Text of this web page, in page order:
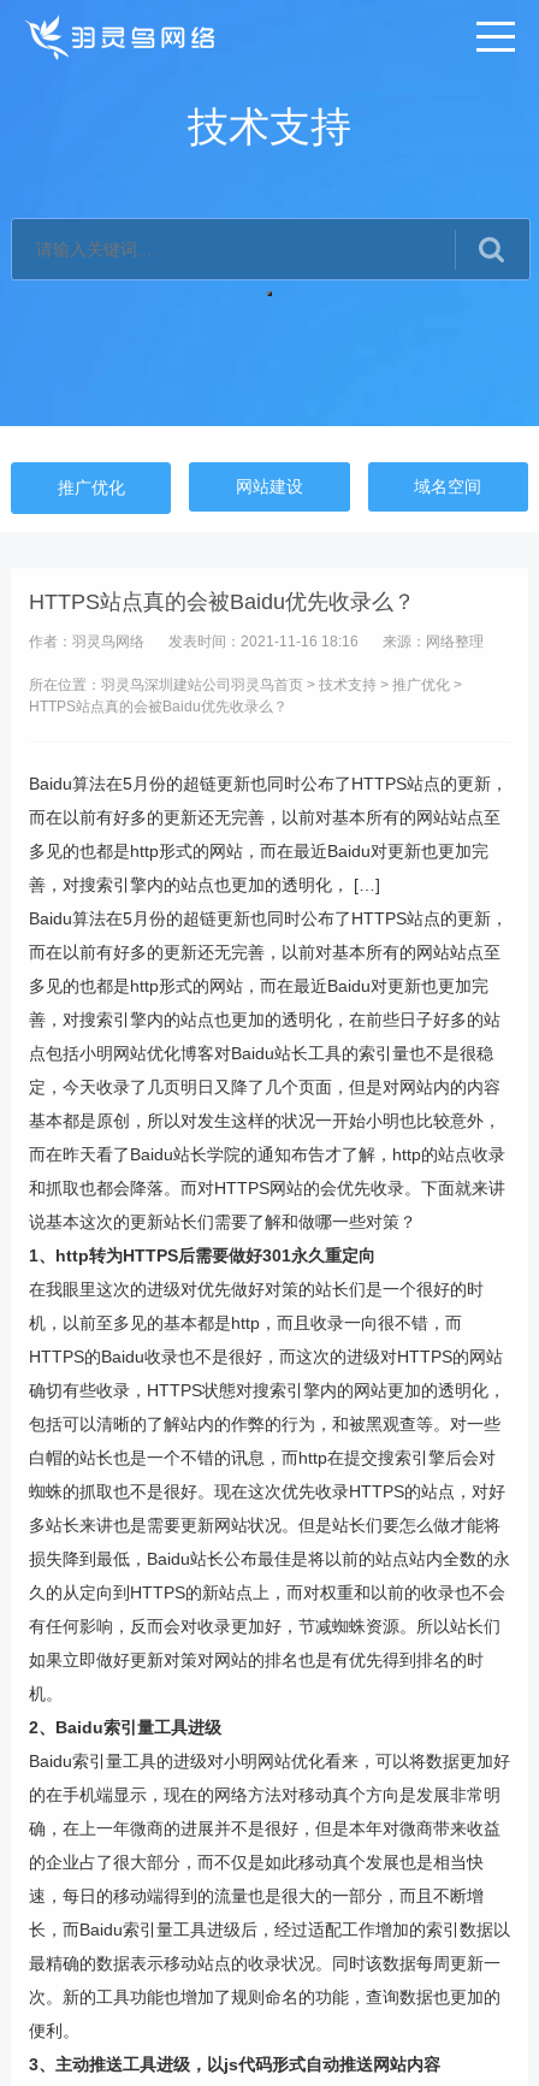
技术支持
推广优化 网站建设 域名空间
HTTPS站点真的会被Baidu优先收录么？
作者：羽灵鸟网络 发表时间：2021-11-16 18:16 来源：网络整理
所在位置：羽灵鸟深圳建站公司 羽灵鸟首页> 技术支持> 推广优化>
HTTPS站点真的会被Baidu优先收录么？
Baidu算法在5月份的超链更新也同时公布了HTTPS站点的更新，
而在以前有好多的更新还无完善，以前对基本所有的网站站点至
多见的也都是http形式的网站，而在最近Baidu对更新也更加完
善，对搜索引擎内的站点也更加的透明化， […]
Baidu算法在5月份的超链更新也同时公布了HTTPS站点的更新，
而在以前有好多的更新还无完善，以前对基本所有的网站站点至
多见的也都是http形式的网站，而在最近Baidu对更新也更加完
善，对搜索引擎内的站点也更加的透明化，在前些日子好多的站
点包括小明网站优化博客对Baidu站长工具的索引量也不是很稳
定，今天收录了几页明日又降了几个页面，但是对网站内的内容
基本都是原创，所以对发生这样的状况一开始小明也比较意外，
而在昨天看了Baidu站长学院的通知布告才了解，http的站点收录
和抓取也都会降落。而对HTTPS网站的会优先收录。下面就来讲
说基本这次的更新站长们需要了解和做哪一些对策？
1、http转为HTTPS后需要做好301永久重定向
在我眼里这次的进级对优先做好对策的站长们是一个很好的时
机，以前至多见的基本都是http，而且收录一向很不错，而
HTTPS的Baidu收录也不是很好，而这次的进级对HTTPS的网站
确切有些收录，HTTPS状態对搜索引擎内的网站更加的透明化，
包括可以清晰的了解站内的作弊的行为，和被黑观查等。对一些
白帽的站长也是一个不错的讯息，而http在提交搜索引擎后会对
蜘蛛的抓取也不是很好。现在这次优先收录HTTPS的站点，对好
多站长来讲也是需要更新网站状况。但是站长们要怎么做才能将
损失降到最低，Baidu站长公布最佳是将以前的站点站内全数的永
久的从定向到HTTPS的新站点上，而对权重和以前的收录也不会
有任何影响，反而会对收录更加好，节减蜘蛛资源。所以站长们
如果立即做好更新对策对网站的排名也是有优先得到排名的时
机。
2、Baidu索引量工具进级
Baidu索引量工具的进级对小明网站优化看来，可以将数据更加好
的在手机端显示，现在的网络方法对移动真个方向是发展非常明
确，在上一年微商的进展并不是很好，但是本年对微商带来收益
的企业占了很大部分，而不仅是如此移动真个发展也是相当快
速，每日的移动端得到的流量也是很大的一部分，而且不断增
长，而Baidu索引量工具进级后，经过适配工作增加的索引数据以
最精确的数据表示移动站点的收录状况。同时该数据每周更新一
次。新的工具功能也增加了规则命名的功能，查询数据也更加的
便利。
3、主动推送工具进级，以js代码形式自动推送网站内容